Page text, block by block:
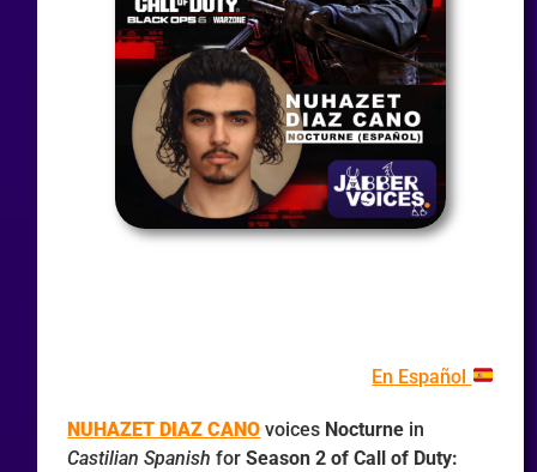
En Español
NUHAZET DIAZ CANO voices Nocturne in
Castilian Spanish forSeason 2 of Call of Duty: